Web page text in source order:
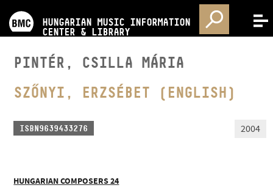
HUNGARIAN MUSIC INFORMATION
CENTER & LIBRARY
MENU
TRAININGS
RELEASES
PINTÉR, CSILLA MÁRIA
SZŐNYI, ERZSÉBET (ENGLISH)
ISBN9639433276 2004
HUNGARIAN COMPOSERS 24